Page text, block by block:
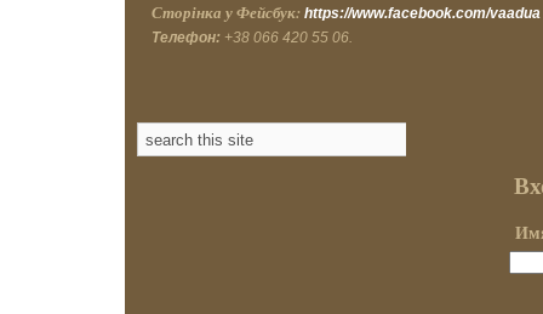
Сторінка у Фейсбук: https://www.facebook.com/vaadua
Телефон: +38 066 420 55 06.